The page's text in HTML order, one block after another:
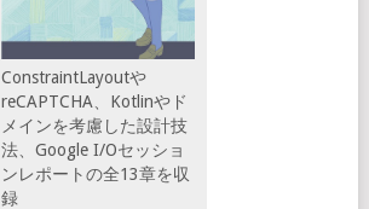
ConstraintLayoutや
reCAPTCHA、Kotlinやド
メインを考慮した設計技
法、Google I/Oセッショ
ンレポートの全13章を収
録